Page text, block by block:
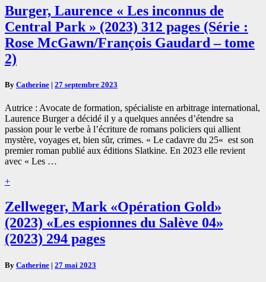
Burger,
Laurence
« Les
inconnus
de
Central
(2023)
pages
(Série
:
Rose
McGawn/François
Gaudard
–
tome
2)
Burger, Laurence « Les inconnus de
Central Park » (2023) 312 pages (Série :
Rose McGawn/François Gaudard – tome
2)
By Catherine | 27 septembre 2023
Autrice : Avocate de formation, spécialiste en arbitrage international,
Laurence Burger a décidé il y a quelques années d’étendre sa
passion pour le verbe à l’écriture de romans policiers qui allient
mystère, voyages et, bien sûr, crimes. « Le cadavre du 25« est son
premier roman publié aux éditions Slatkine. En 2023 elle revient
avec « Les …
+Read
Zellweger,
Mark
«Opération
Gold»
(2023)
espionnes
Zellweger, Mark «Opération Gold»
(2023) «Les espionnes du Salève 04»
(2023) 294 pages
By Catherine | 27 mai 2023